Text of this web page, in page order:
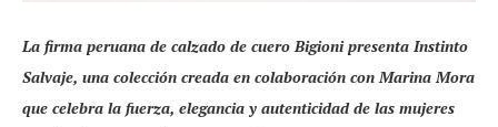
La firma peruana de calzado de cuero Bigioni presenta Instinto
Salvaje, una colección creada en colaboración con Marina Mora
que celebra la fuerza, elegancia y autenticidad de las mujeres